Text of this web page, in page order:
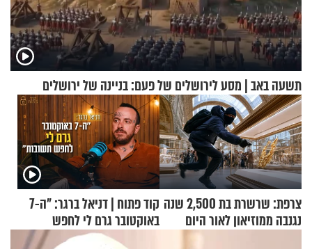
תשעה באב | מסע לירושלים של פעם: בניינה של ירושלים
צרפת: שרשרת בת 2,500 שנה
נגנבה ממוזיאון לאור היום
קוד פתוח | דניאל ברגר: "ה-7
באוקטובר גרם לי לחפש
תשובות"